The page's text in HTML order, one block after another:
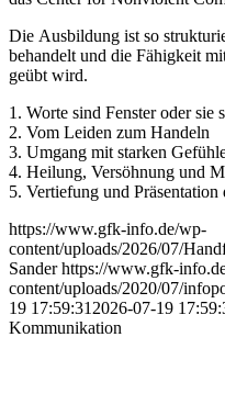
Die Ausbildung ist so
behandelt und die Fähigkeit
geübt wird.
1. Worte sind Fenster oder sie
2. Vom Leiden zum Handeln
3. Umgang mit starken
4. Heilung, Versöhnung und
5. Vertiefung und Präsentation
https://www.gfk-info.de/wp-
content/uploads/2026/07/
Sander https://www.gfk-
content/uploads/2020/07/
19 17:59:312026-07-19
Kommunikation